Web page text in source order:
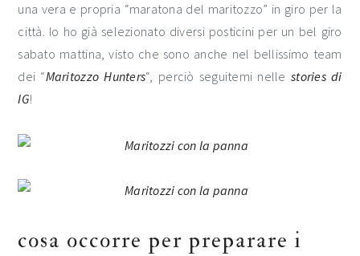
una vera e propria “maratona del maritozzo” in giro per la
città. Io ho già selezionato diversi posticini per un bel giro
sabato mattina, visto che sono anche nel bellissimo team
dei “Maritozzo Hunters“, perciò seguitemi nelle stories di
IG!
cosa occorre per preparare i